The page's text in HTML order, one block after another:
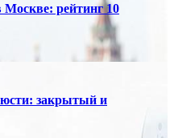
Москве: рейтинг 10
закрытый и